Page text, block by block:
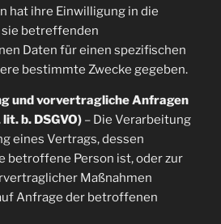
hat ihre Einwilligung in die
betreffenden
Daten für einen spezifischen
bestimmte Zwecke gegeben.
und vorvertragliche Anfragen
b. DSGVO)– Die Verarbeitung
eines Vertrags, dessen
betroffene Person ist, oder zur
Maßnahmen
Anfrage der betroffenen